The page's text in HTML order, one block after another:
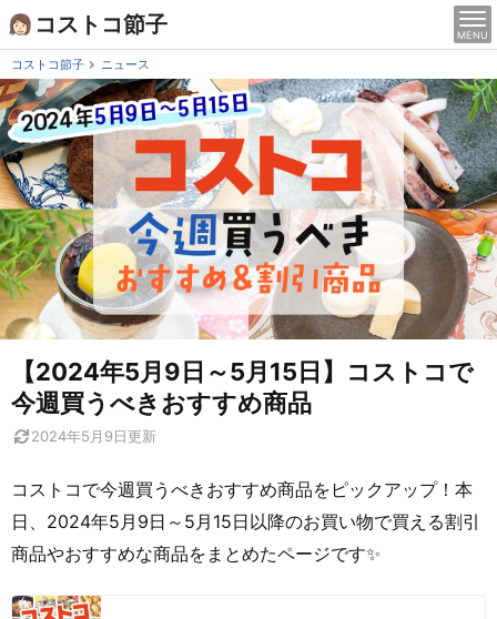
Skip
to
content
コストコ節子 MENU
コストコ節子 ニュース
【2024年5月9日～5月15日】コストコで
今週買うべきおすすめ商品
2024年5月9日更新
コストコで今週買うべきおすすめ商品をピックアップ！本
日、2024年5月9日～5月15日以降のお買い物で買える割引
商品やおすすめな商品をまとめたページです✨